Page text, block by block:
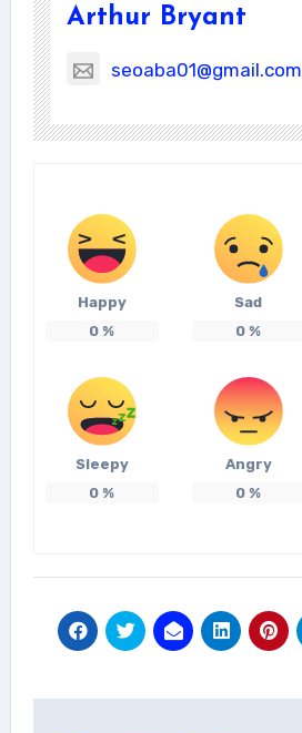
Arthur Bryant
seoaba01@gmail.com
Happy
0 %
Sad
0 %
Sleepy
0 %
Angry
0 %